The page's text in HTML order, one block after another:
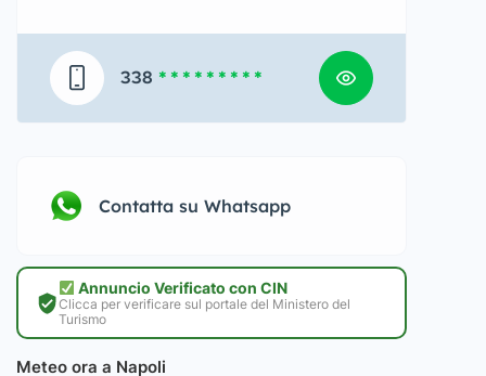
338 * * * * * * * * *
Contatta su Whatsapp
Annuncio Verificato con CIN
Clicca per verificare sul portale del Ministero del
Turismo
Meteo ora a Napoli